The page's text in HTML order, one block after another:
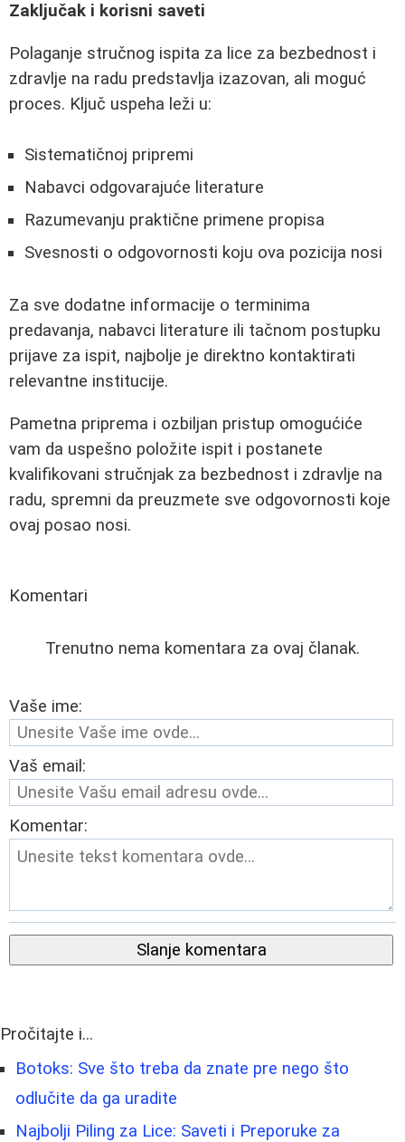
Zaključak i korisni saveti
Polaganje stručnog ispita za lice za bezbednost i
zdravlje na radu predstavlja izazovan, ali moguć
proces. Ključ uspeha leži u:
Sistematičnoj pripremi
Nabavci odgovarajuće literature
Razumevanju praktične primene propisa
Svesnosti o odgovornosti koju ova pozicija nosi
Za sve dodatne informacije o terminima
predavanja, nabavci literature ili tačnom postupku
prijave za ispit, najbolje je direktno kontaktirati
relevantne institucije.
Pametna priprema i ozbiljan pristup omogućiće
vam da uspešno položite ispit i postanete
kvalifikovani stručnjak za bezbednost i zdravlje na
radu, spremni da preuzmete sve odgovornosti koje
ovaj posao nosi.
Komentari
Trenutno nema komentara za ovaj članak.
Vaše ime:
Vaš email:
Komentar:
Slanje komentara
Pročitajte i...
Botoks: Sve što treba da znate pre nego što
odlučite da ga uradite
Najbolji Piling za Lice: Saveti i Preporuke za